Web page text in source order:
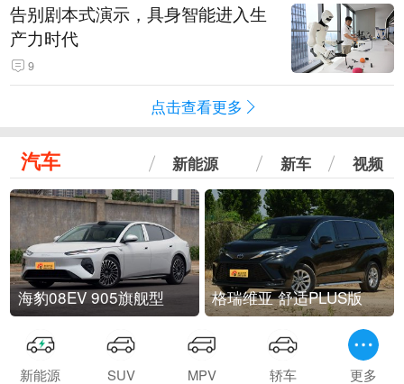
告别剧本式演示，具身智能进入生
产力时代
9
点击查看更多
汽车 新能源 新车 视频
海豹08EV 905旗舰型 格瑞维亚 舒适PLUS版
新能源 SUV MPV 轿车 更多